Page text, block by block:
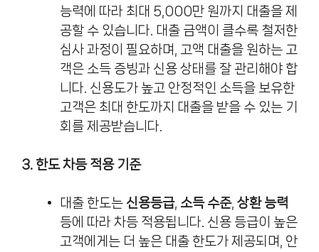
능력에 따라 최대 5,000만 원까지 대출을 제
공할 수 있습니다. 대출 금액이 클수록 철저한
심사 과정이 필요하며, 고액 대출을 원하는 고
객은 소득 증빙과 신용 상태를 잘 관리해야 합
니다. 신용도가 높고 안정적인 소득을 보유한
고객은 최대 한도까지 대출을 받을 수 있는 기
회를 제공받습니다.
3. 한도 차등 적용 기준
대출 한도는 신용등급, 소득 수준, 상환 능력
등에 따라 차등 적용됩니다. 신용 등급이 높은
고객에게는 더 높은 대출 한도가 제공되며, 안